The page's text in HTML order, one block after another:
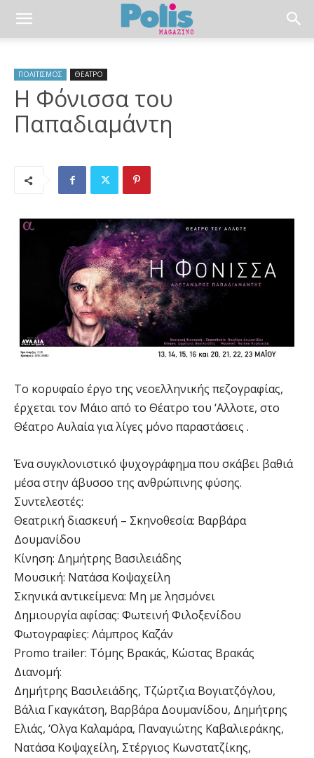
ΠΟΛΙΤΙΣΜΟΣ ΘΕΑΤΡΟ
Η Φόνισσα του
Παπαδιαμάντη
Το κορυφαίο έργο της νεοελληνικής πεζογραφίας,
έρχεται τον Μάιο από το Θέατρο του ‘Αλλοτε, στο
Θέατρο Αυλαία για λίγες μόνο παραστάσεις .
Ένα συγκλονιστικό ψυχογράφημα που σκάβει βαθιά
μέσα στην άβυσσο της ανθρώπινης φύσης.
Συντελεστές:
Θεατρική διασκευή – Σκηνοθεσία: Βαρβάρα
Δουμανίδου
Κίνηση: Δημήτρης Βασιλειάδης
Μουσική: Νατάσα Κοψαχείλη
Σκηνικά αντικείμενα: Μη με λησμόνει
Δημιουργία αφίσας: Φωτεινή Φιλοξενίδου
Φωτογραφίες: Λάμπρος Καζάν
Promo trailer: Τόμης Βρακάς, Κώστας Βρακάς
Διανομή:
Δημήτρης Βασιλειάδης, Τζώρτζια Βογιατζόγλου,
Βάλια Γκαγκάτση, Βαρβάρα Δουμανίδου, Δημήτρης
Ελιάς, ‘Ολγα Καλαμάρα, Παναγιώτης Καβαλιεράκης,
Νατάσα Κοψαχείλη, Στέργιος Κωνστατζίκης,